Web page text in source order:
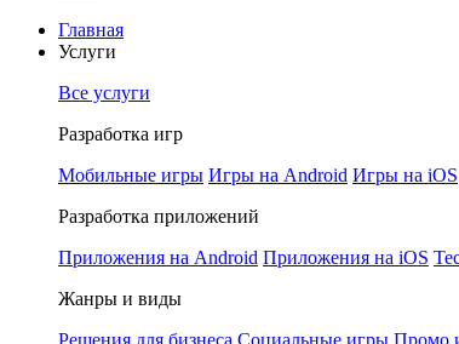
Главная
Услуги
Все услуги
Разработка игр
Мобильные игры Игры на Android Игры на iOS
Разработка приложений
Приложения на Android Приложения на iOS
Жанры и виды
Решения для бизнеса Социальные игры Промо